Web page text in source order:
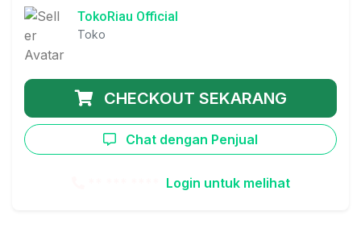
TokoRiau Official
Toko
CHECKOUT SEKARANG
Chat dengan Penjual
Login untuk melihat